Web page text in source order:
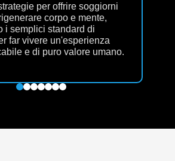
per offrire soggiorni
corpo e mente,
i semplici standard di
far vivere un'esperienza
e di puro valore umano.